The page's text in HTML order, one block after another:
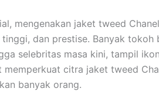
mengenakan jaket tweed
tinggi, dan prestise. Banyak
selebritas masa kini, tampil
memperkuat citra jaket tweed
banyak orang.